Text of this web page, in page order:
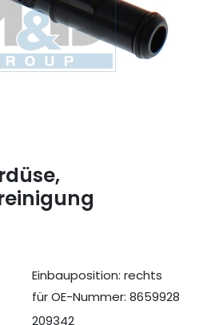
Einbauposition: rechts
für OE-Nummer: 8659928
209342